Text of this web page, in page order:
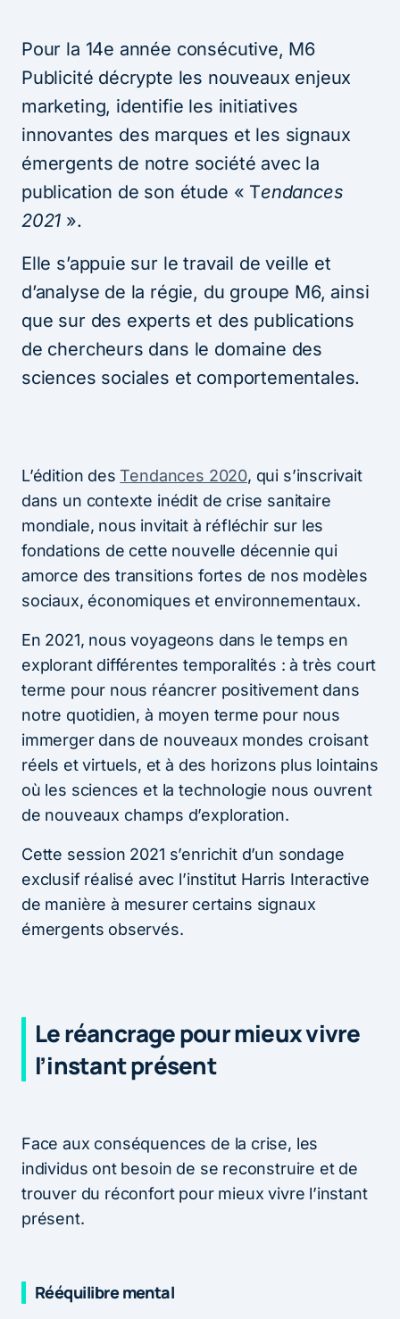
Pour la 14e année consécutive, M6
Publicité décrypte les nouveaux enjeux
marketing, identifie les initiatives
innovantes des marques et les signaux
émergents de notre société avec la
publication de son étude « Tendances
2021 ».
Elle s’appuie sur le travail de veille et
d’analyse de la régie, du groupe M6, ainsi
que sur des experts et des publications
de chercheurs dans le domaine des
sciences sociales et comportementales.
L’édition desTendances 2020, qui s’inscrivait
dans un contexte inédit de crise sanitaire
mondiale, nous invitait à réfléchir sur les
fondations de cette nouvelle décennie qui
amorce des transitions fortes de nos modèles
sociaux, économiques et environnementaux.
En 2021, nous voyageons dans le temps en
explorant différentes temporalités : à très court
terme pour nous réancrer positivement dans
notre quotidien, à moyen terme pour nous
immerger dans de nouveaux mondes croisant
réels et virtuels, et à des horizons plus lointains
où les sciences et la technologie nous ouvrent
de nouveaux champs d’exploration.
Cette session 2021 s’enrichit d’un sondage
exclusif réalisé avec l’institut Harris Interactive
de manière à mesurer certains signaux
émergents observés.
Le réancrage pour mieux vivre
l’instant présent
Face aux conséquences de la crise, les
individus ont besoin de se reconstruire et de
trouver du réconfort pour mieux vivre l’instant
présent.
Rééquilibre mental